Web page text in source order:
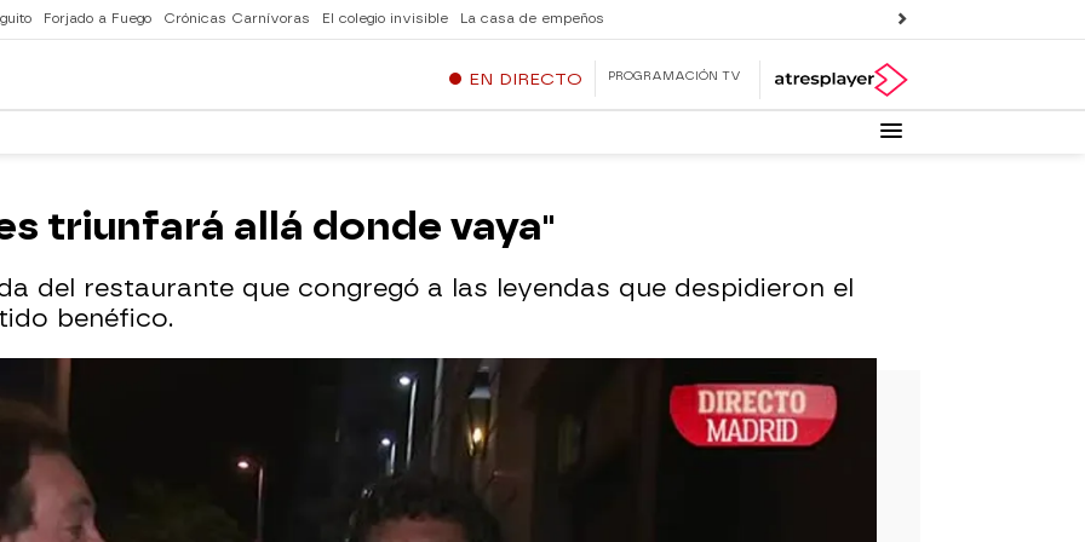
Forjado a Fuego Crónicas Carnívoras El colegio invisible La casa de empeños
EN DIRECTO PROGRAMACIÓN TV
triunfará allá donde vaya"
del restaurante que congregó a las leyendas que despidieron el
benéfico.